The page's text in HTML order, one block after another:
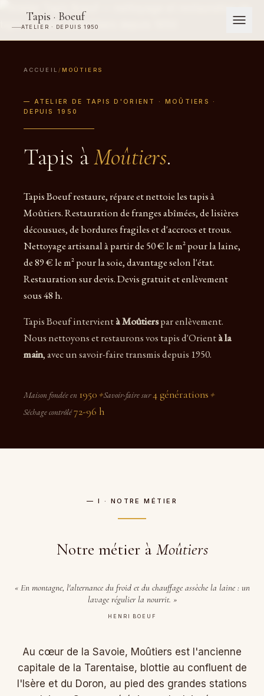
Tapis · Boeuf
ATELIER · DEPUIS 1950
ACCUEIL / MOÛTIERS
— ATELIER DE TAPIS D'ORIENT · MOÛTIERS ·
DEPUIS 1950
Tapis àMoûtiers.
Tapis Boeuf restaure, répare et nettoie les tapis à
Moûtiers. Restauration de franges abîmées, de lisières
décousues, de bordures fragiles et d'accrocs et trous.
Nettoyage artisanal à partir de 50 € le m² pour la laine,
de 89 € le m² pour la soie, davantage selon l'état.
Restauration sur devis. Devis gratuit et enlèvement
sous 48 h.
Tapis Boeuf intervientà Moûtierspar enlèvement.
Nous nettoyons et restaurons vos tapis d'Orientà la
main, avec un savoir-faire transmis depuis 1950.
Maison fondée en 1950 ✦Savoir-faire sur4 générations ✦
Séchage contrôlé72-96 h
— I · NOTRE MÉTIER
Notre métier à Moûtiers
« En montagne, l'alternance du froid et du chauffage assèche la laine : un
lavage régulier la nourrit. »
HENRI BOEUF
Au cœur de la Savoie, Moûtiers est l'ancienne
capitale de la Tarentaise, blottie au confluent de
l'Isère et du Doron, au pied des grandes stations